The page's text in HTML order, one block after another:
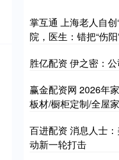
掌互通 上海老人自
院，医生：错把“伤
胜亿配资 伊之密：
赢金配资网 2026年
板材/橱柜定制/全屋
百进配资 消息人士
动新一轮打击